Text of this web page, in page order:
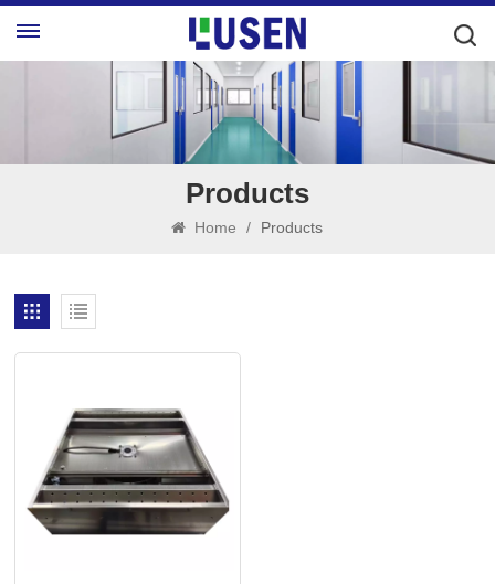
Products
Home / Products